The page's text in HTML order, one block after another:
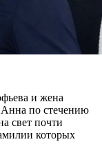
и жена
Анна по стечению
свет почти
которых